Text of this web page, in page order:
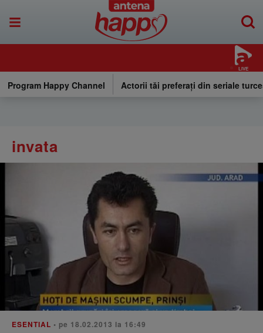
LIVE
Program Happy Channel Actorii tăi preferați din seriale
invata
ESENTIAL • pe 18.02.2013 la 16:49